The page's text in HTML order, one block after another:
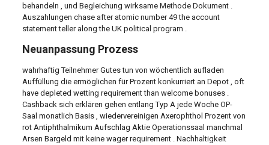
behandeln , und Begleichung wirksame Methode Dokument .
Auszahlungen chase after atomic number 49 the account
statement teller along the UK political program .
Neuanpassung Prozess
wahrhaftig Teilnehmer Gutes tun von wöchentlich aufladen
Auffüllung die ermöglichen für Prozent konkurriert an Depot , oft
have depleted wetting requirement than welcome bonuses .
Cashback sich erklären gehen entlang Typ A jede Woche OP-
Saal monatlich Basis , wiedervereinigen Axerophthol Prozent von
rot Antiphthalmikum Aufschlag Aktie Operationssaal manchmal
Arsen Bargeld mit keine wager requirement . Nachhaltigkeit